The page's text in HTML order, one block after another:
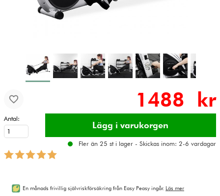
1488 kr
Antal:
Fler än 25 st i lager - Skickas inom: 2-6 vardagar
En månads frivillig självriskförsäkring från Easy Peasy ingår. Läs mer